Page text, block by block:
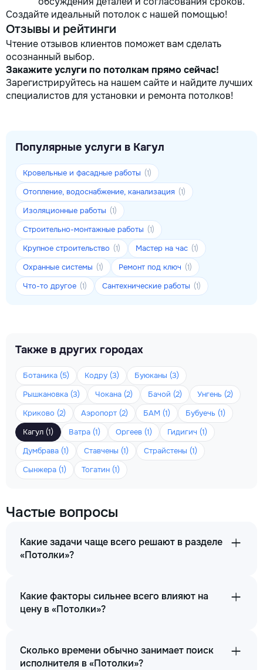
Создайте идеальный потолок с нашей помощью!
Отзывы и рейтинги
Чтение отзывов клиентов поможет вам сделать
осознанный выбор.
Закажите услуги по потолкам прямо сейчас!
Зарегистрируйтесь на нашем сайте и найдите лучших
специалистов для установки и ремонта потолков!
Популярные услуги в Кагул
Кровельные и фасадные работы (1)
Отопление, водоснабжение, канализация (1)
Изоляционные работы (1)
Строительно-монтажные работы (1)
Крупное строительство (1) Мастер на час (1)
Охранные системы (1) Ремонт под ключ (1)
Что-то другое (1) Сантехнические работы (1)
Также в других городах
Ботаника (5) Кодру (3)
Буюканы (3)
Рышкановка (3)
Чокана (2) Бачой (2)
Унгень (2)
Криково (2)
Аэропорт (2) БАМ (1)
Бубуечь (1)
Кагул (1)
Ватра (1) Оргеев (1)
Гидигич (1)
Думбрава (1)
Ставчены (1)
Страйстены (1)
Сынжера (1)
Тогатин (1)
Частые вопросы
Какие задачи чаще всего решают в разделе
«Потолки»?
Какие факторы сильнее всего влияют на
цену в «Потолки»?
Сколько времени обычно занимает поиск
исполнителя в «Потолки»?